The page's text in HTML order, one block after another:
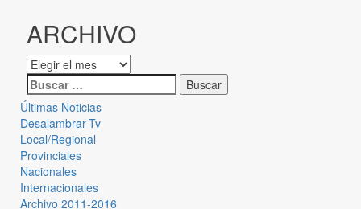
ARCHIVO
Últimas Noticias
Desalambrar-Tv
Local/Regional
Provinciales
Nacionales
Internacionales
Archivo 2011-2016